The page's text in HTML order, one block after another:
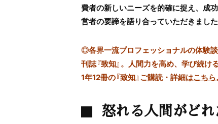
費者の新しいニーズを的確に捉え、成
営者の要諦を語り合っていただきました
◎各界一流プロフェッショナルの体験
刊誌『致知』。人間力を高め、学び続け
1年12冊の『致知』ご購読・詳細はこちら
怒れる人間がど